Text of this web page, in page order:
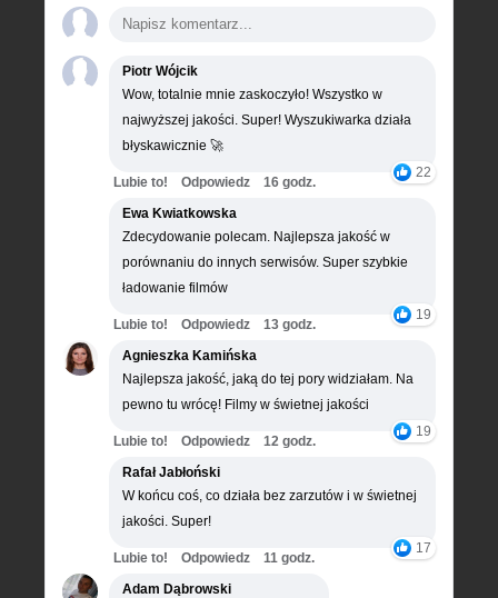
Piotr Wójcik
Wow, totalnie mnie zaskoczyło! Wszystko w
najwyższej jakości. Super! Wyszukiwarka działa
błyskawicznie 🚀
22
Lubie to! Odpowiedz
16 godz.
Ewa Kwiatkowska
Zdecydowanie polecam. Najlepsza jakość w
porównaniu do innych serwisów. Super szybkie
ładowanie filmów
19
Lubie to! Odpowiedz
13 godz.
Agnieszka Kamińska
Najlepsza jakość, jaką do tej pory widziałam. Na
pewno tu wrócę! Filmy w świetnej jakości
19
Lubie to! Odpowiedz
12 godz.
Rafał Jabłoński
W końcu coś, co działa bez zarzutów i w świetnej
jakości. Super!
17
Lubie to! Odpowiedz
11 godz.
Adam Dąbrowski